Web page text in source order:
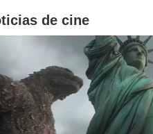
de cine